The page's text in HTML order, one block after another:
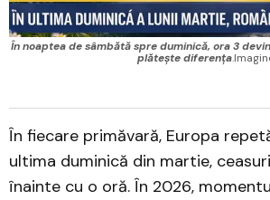
În noaptea de sâmbătă spre duminică, ora 3
plătește diferența
În fiecare primăvară, Europa
ultima duminică din martie,
înainte cu o oră. În 2026,